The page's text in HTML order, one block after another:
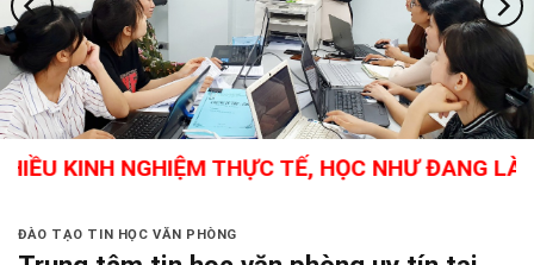
NGHIỆM THỰC TẾ, HỌC NHƯ ĐANG LÀM,
ĐÀO TẠO TIN HỌC VĂN PHÒNG